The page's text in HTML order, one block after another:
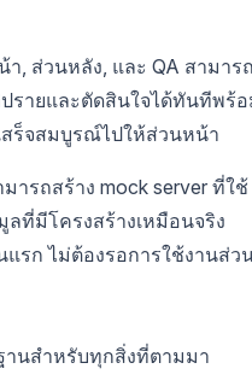
, ส่วนหลัง, และ QA สามาร
รายและตัดสินใจได้ทันทีพร้
ร็จสมบูรณ์ไปให้ส่วนหน้า
รถสร้าง mock server ที่ใช้
ที่มีโครงสร้างเหมือนจริง
รก ไม่ต้องรอการใช้งานส่ว
นสำหรับทุกสิ่งที่ตามมา